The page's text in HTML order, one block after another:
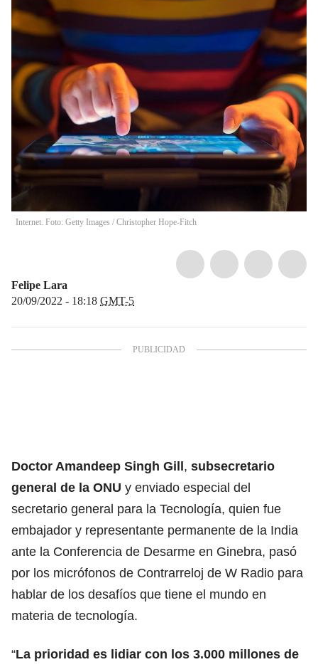
Internet. Foto: Getty Images / Christopher Hope-Fitch
Felipe Lara
20/09/2022 - 18:18 GMT-5
Doctor Amandeep Singh Gill, subsecretario
general de la ONU y enviado especial del
secretario general para la Tecnología, quien fue
embajador y representante permanente de la India
ante la Conferencia de Desarme en Ginebra, pasó
por los micrófonos de Contrarreloj de W Radio para
hablar de los desafíos que tiene el mundo en
materia de tecnología.
“La prioridad es lidiar con los 3.000 millones de